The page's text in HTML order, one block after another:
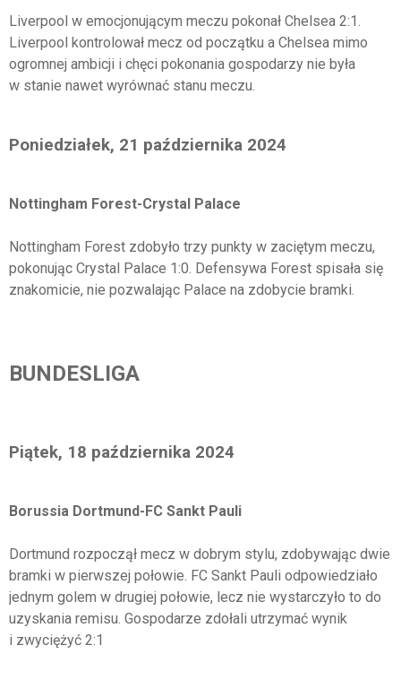
Liverpool w emocjonującym meczu pokonał Chelsea 2:1.
Liverpool kontrolował mecz od początku a Chelsea mimo
ogromnej ambicji i chęci pokonania gospodarzy nie była
w stanie nawet wyrównać stanu meczu.
Poniedziałek, 21 października 2024
Nottingham Forest-Crystal Palace
Nottingham Forest zdobyło trzy punkty w zaciętym meczu,
pokonując Crystal Palace 1:0. Defensywa Forest spisała się
znakomicie, nie pozwalając Palace na zdobycie bramki.
BUNDESLIGA
Piątek, 18 października 2024
Borussia Dortmund-FC Sankt Pauli
Dortmund rozpoczął mecz w dobrym stylu, zdobywając dwie
bramki w pierwszej połowie. FC Sankt Pauli odpowiedziało
jednym golem w drugiej połowie, lecz nie wystarczyło to do
uzyskania remisu. Gospodarze zdołali utrzymać wynik
i zwyciężyć 2:1